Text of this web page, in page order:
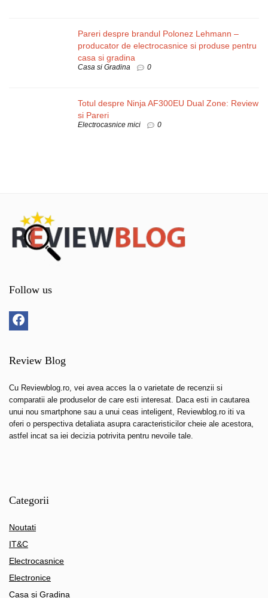
Pareri despre brandul Polonez Lehmann –
producator de electrocasnice si produse pentru
casa si gradina
Casa si Gradina 0
Totul despre Ninja AF300EU Dual Zone: Review
si Pareri
Electrocasnice mici 0
Follow us
Review Blog
Cu Reviewblog.ro, vei avea acces la o varietate de recenzii si
comparatii ale produselor de care esti interesat. Daca esti in cautarea
unui nou smartphone sau a unui ceas inteligent, Reviewblog.ro iti va
oferi o perspectiva detaliata asupra caracteristicilor cheie ale acestora,
astfel incat sa iei decizia potrivita pentru nevoile tale.
Categorii
Noutati
IT&C
Electrocasnice
Electronice
Casa si Gradina